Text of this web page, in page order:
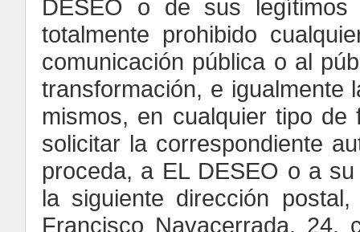
DESEO o de sus legítimos
totalmente prohibido
comunicación pública o al
transformación, e igualmente
mismos, en cualquier tipo
solicitar la correspondiente
proceda, a EL DESEO o a
la siguiente dirección
Francisco Navacerrada, 24,